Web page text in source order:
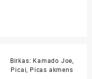
Birkas: Kamado Joe,
Picai, Picas akmens